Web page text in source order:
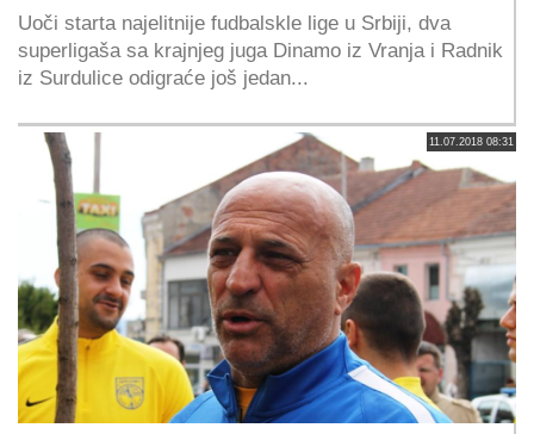
Uoči starta najelitnije fudbalskle lige u Srbiji, dva
superligaša sa krajnjeg juga Dinamo iz Vranja i Radnik
iz Surdulice odigraće još jedan...
11.07.2018 08:31